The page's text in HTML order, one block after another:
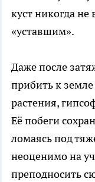
куст никогда
«уставшим».
Даже после
прибить к
растения,
Её побеги
ломаясь под
неоценимо на
преподносить